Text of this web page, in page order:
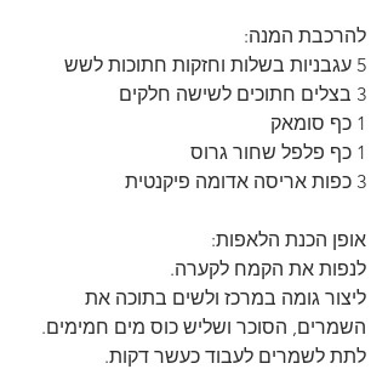
להרכבת המנה:
5 עגבניות בשלות וחזקות חתוכות לשש
3 בצלים חתוכים לשישה חלקים
1 כף סומאק
1 כף פלפל שחור גרוס
3 כפות אריסה אדומה פיקנטית
אופן הכנת הלאפות:
לנפות את הקמח לקערה.
ליצור גומה במרכז ולשים בתוכה את
השמרים, הסוכר ושליש כוס מים חמימים.
לתת לשמרים לעבוד כעשר דקות.